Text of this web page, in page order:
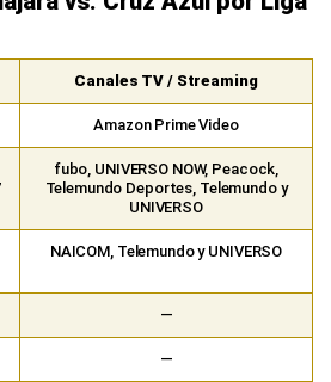
Canales TV / Streaming
Amazon Prime Video
fubo, UNIVERSO NOW, Peacock,
Telemundo Deportes, Telemundo y
UNIVERSO
NAICOM, Telemundo y UNIVERSO
—
—